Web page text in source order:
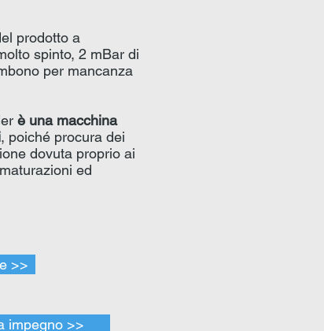
prodotto a
spinto, 2 mBar di
per mancanza
è una macchina
, poiché procura dei
dovuta proprio ai
ed
impegno >>
>>